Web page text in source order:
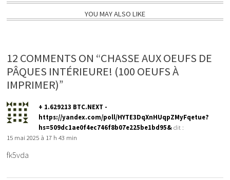
YOU MAY ALSO LIKE
12 COMMENTS ON “CHASSE AUX OEUFS DE
PÂQUES INTÉRIEURE! (100 OEUFS À
IMPRIMER)”
+ 1.629213 BTC.NEXT -
https://yandex.com/poll/HYTE3DqXnHUqpZMyFqetue?
hs=509dc1ae0f4ec746f8b07e225be1bd95& dit :
15 mai 2025 à 17 h 43 min
fk5vda